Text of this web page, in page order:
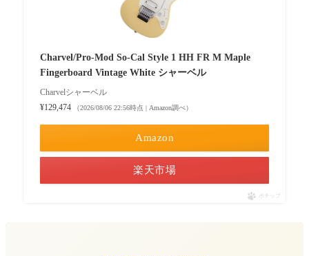
Jake E Lee Signature Pro-Mod So-Cal Style
シャーベルの中古を買う際のポイント
フレットの状態をチェック
ボディやネックの傷・凹み
電子系統の動作確認
Charvel/Pro-Mod So-Cal Style 1 HH FR M Maple
Fingerboard Vintage White シャーベル
Charvelシャーベル
¥129,474
（2026/08/06 22:56時点 | Amazon調べ）
Amazon
楽天市場
ポチップ